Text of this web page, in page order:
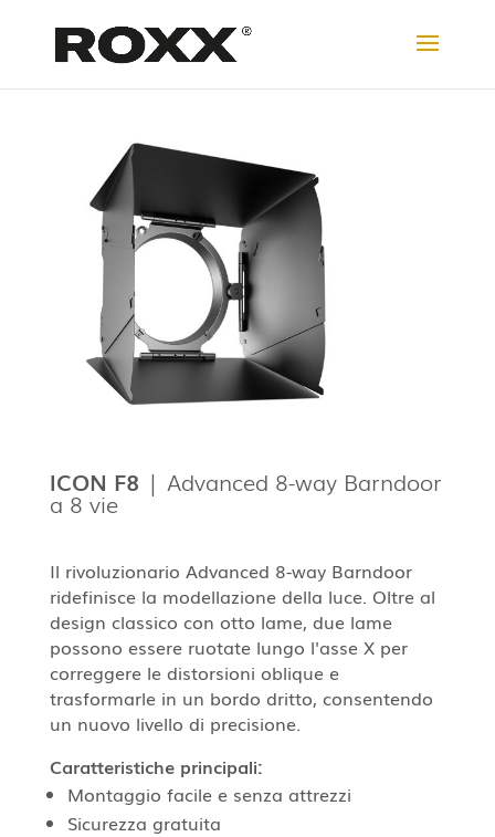
ICON F8 | Advanced 8-way Barndoor
a 8 vie
Il rivoluzionario Advanced 8-way Barndoor
ridefinisce la modellazione della luce. Oltre al
design classico con otto lame, due lame
possono essere ruotate lungo l'asse X per
correggere le distorsioni oblique e
trasformarle in un bordo dritto, consentendo
un nuovo livello di precisione.
Caratteristiche principali:
Montaggio facile e senza attrezzi
Sicurezza gratuita